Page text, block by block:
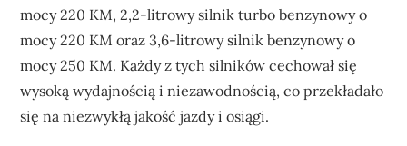
mocy 220 KM, 2,2-litrowy silnik turbo benzynowy o
mocy 220 KM oraz 3,6-litrowy silnik benzynowy o
mocy 250 KM. Każdy z tych silników cechował się
wysoką wydajnością i niezawodnością, co przekładało
się na niezwykłą jakość jazdy i osiągi.